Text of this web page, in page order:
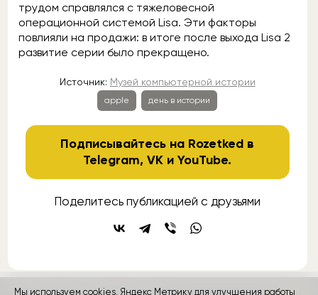
трудом справлялся с тяжеловесной
операционной системой Lisa. Эти факторы
повлияли на продажи: в итоге после выхода Lisa 2
развитие серии было прекращено.
Источник: Музей компьютерной истории
apple день в истории
Подписывайтесь на Rozetked в
Telegram,VK иYouTube.
Поделитесь публикацией с друзьями
Мы используем cookies, Яндекс Метрику для улучшения работы